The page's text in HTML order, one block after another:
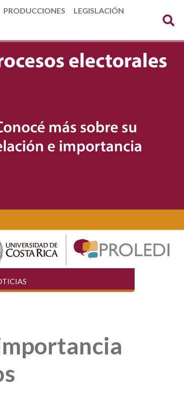
PRODUCCIONES LEGISLACIÓN